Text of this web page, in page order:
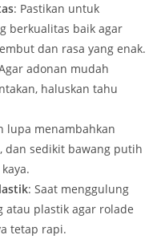
: Pastikan untuk
berkualitas baik agar
dan rasa yang enak.
adonan mudah
haluskan tahu
lupa menambahkan
dan sedikit bawang putih
: Saat menggulung
atau plastik agar rolade
tetap rapi.